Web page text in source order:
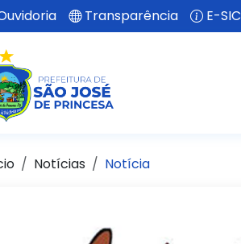
Transparência E-SIC
Notícias Notícia